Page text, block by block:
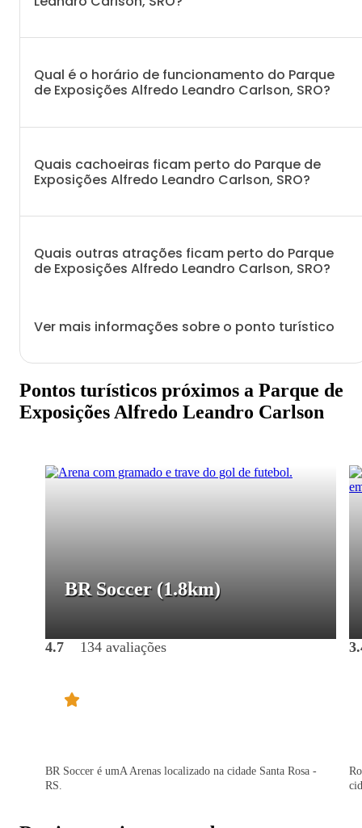
Qual é o horário de funcionamento do Parque
de Exposições Alfredo Leandro Carlson, SRO?
Quais cachoeiras ficam perto do Parque de
Exposições Alfredo Leandro Carlson, SRO?
Quais outras atrações ficam perto do Parque
de Exposições Alfredo Leandro Carlson, SRO?
Ver mais informações sobre o ponto turístico
Pontos turísticos próximos a Parque de
Exposições Alfredo Leandro Carlson
BR Soccer (1.8km)
4.7 134 avaliações
BR Soccer é umA Arenas localizado na cidade Santa Rosa -
RS.